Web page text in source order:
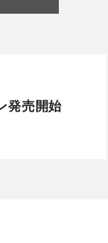
発売開始